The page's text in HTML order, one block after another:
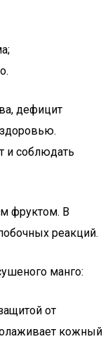
дефицит
и соблюдать
фруктом. В
реакций.
манго:
от
кожный